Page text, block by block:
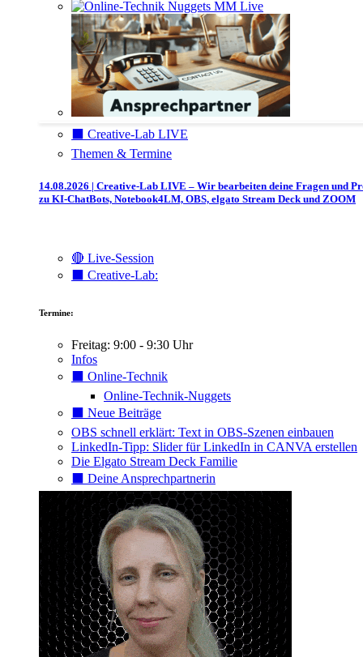
⬛️ Creative-Lab LIVE
Themen & Termine
14.08.2026 | Creative-Lab LIVE – Wir bearbeiten deine Fragen und
zu KI-ChatBots, Notebook4LM, OBS, elgato Stream Deck und ZOOM
🔴 Live-Session
⬛️ Creative-Lab:
Termine:
Freitag: 9:00 - 9:30 Uhr
Infos
⬛️ Online-Technik
Online-Technik-Nuggets
⬛️ Neue Beiträge
OBS schnell erklärt: Text in OBS-Szenen einbauen
LinkedIn-Tipp: Slider für LinkedIn in CANVA erstellen
Die Elgato Stream Deck Familie
⬛️ Deine Ansprechpartnerin